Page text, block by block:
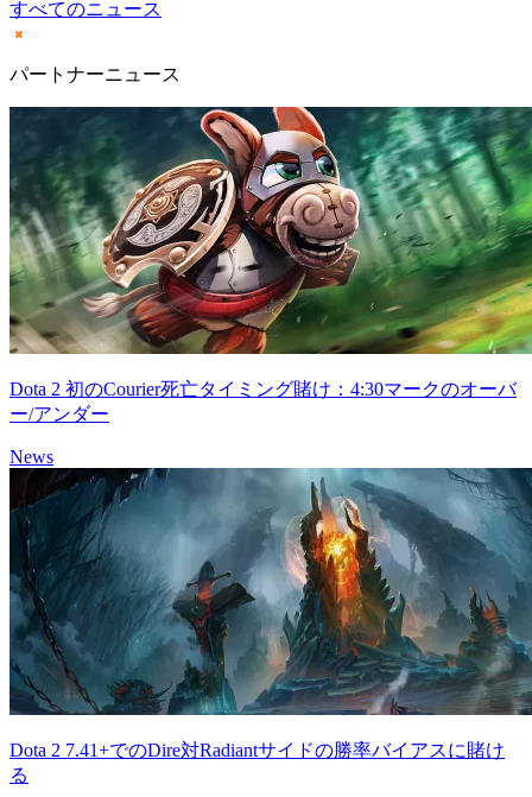
すべてのニュース
パートナーニュース
Dota 2 初のCourier死亡タイミング賭け：4:30マークのオーバ
ー/アンダー
News
Dota 2 7.41+でのDire対Radiantサイドの勝率バイアスに賭け
る